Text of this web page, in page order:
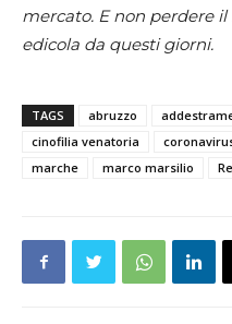
mercato. E non perdere
edicola da questi giorni.
TAGS abruzzo
cinofilia venatoria
marche
marco marsilio